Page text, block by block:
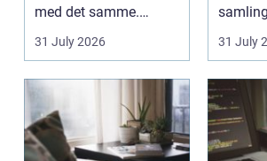
med det samme.
Skærmen splintrer...
31 July 2026 31 July